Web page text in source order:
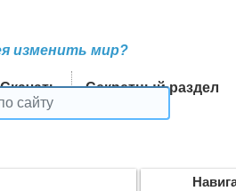
изменить мир?
Скачать Секретный раздел